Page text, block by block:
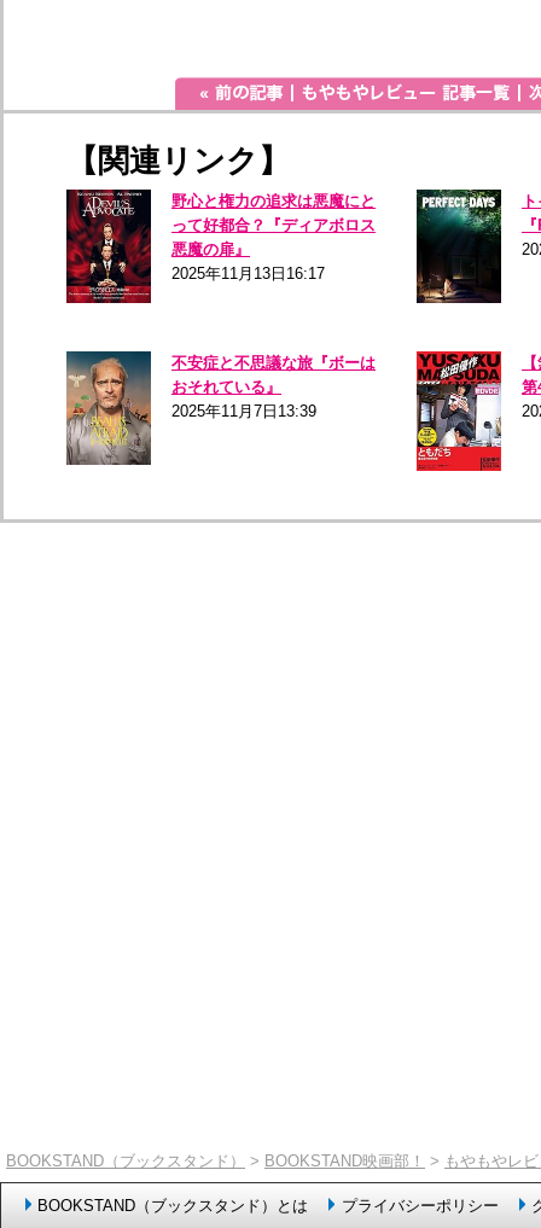
【関連リンク】
野心と権力の追求は悪魔にと
って好都合？『ディアボロス
悪魔の扉』
2025年11月13日16:17
不安症と不思議な旅『ボーは
おそれている』
2025年11月7日13:39
第
BOOKSTAND（ブックスタンド） > BOOKSTAND映画部！ > もやもやレ
BOOKSTAND（ブックスタンド）とは プライバシーポリシー